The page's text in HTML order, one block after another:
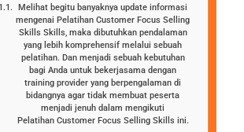
Melihat begitu banyaknya update informasi
mengenai Pelatihan Customer Focus Selling
Skills Skills, maka dibutuhkan pendalaman
yang lebih komprehensif melalui sebuah
pelatihan. Dan menjadi sebuah kebutuhan
bagi Anda untuk bekerjasama dengan
training provider yang berpengalaman di
bidangnya agar tidak membuat peserta
menjadi jenuh dalam mengikuti
Pelatihan Customer Focus Selling Skills ini.